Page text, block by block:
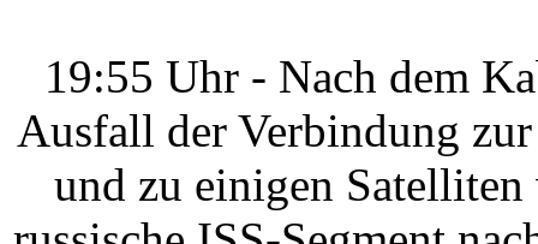
19:55 Uhr - Nach dem
Ausfall der Verbindung
und zu einigen